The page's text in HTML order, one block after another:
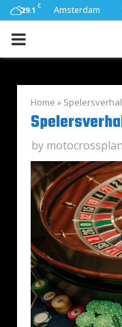
29.1 C Amsterdam
PRIMARY
Home »
by